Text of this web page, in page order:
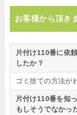
お客様から頂き
片付け110番に依
したか？
ゴミ捨ての方法が
片付け110番を知
もしそうでなかっ